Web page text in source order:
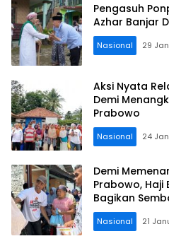
Pengasuh
Azhar Banjar
Nasional 29
Aksi Nyata
Demi
Prabowo
Nasional 24
Demi
Prabowo, Haji
Bagikan
Nasional 21